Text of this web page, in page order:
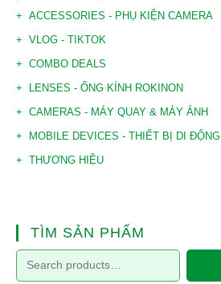
ACCESSORIES - PHỤ KIỆN CAMERA
VLOG - TIKTOK
COMBO DEALS
LENSES - ỐNG KÍNH ROKINON
CAMERAS - MÁY QUAY & MÁY ẢNH
MOBILE DEVICES - THIẾT BỊ DI ĐỘNG
THƯƠNG HIỆU
TÌM SẢN PHẨM